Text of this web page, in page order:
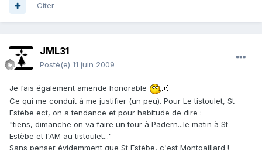
Citer
JML31
Posté(e) 11 juin 2009
Je fais également amende honorable
Ce qui me conduit à me justifier (un peu). Pour Le tistoulet, St
Estèbe ect, on a tendance et pour habitude de dire :
"tiens, dimanche on va faire un tour à Padern...le matin à St
Estèbe et l'AM au tistoulet..."
Sans penser évidemment que St Estèbe, c'est Montgaillard !